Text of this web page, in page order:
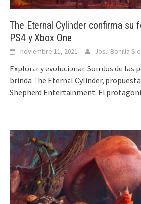
The Eternal Cylinder confirma su
PS4 y Xbox One
noviembre 11, 2021 Josu Bonilla
Explorar y evolucionar. Son dos de las
brinda The Eternal Cylinder, propuesta
Shepherd Entertainment. El